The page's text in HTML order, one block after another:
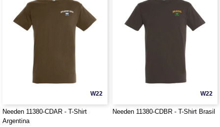
W22
Needen 11380-CDAR - T-Shirt
Argentina
W22
Needen 11380-CDBR - T-Shirt Brasil